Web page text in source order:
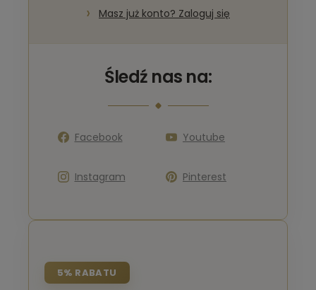
Masz już konto? Zaloguj się
Śledź nas na:
Facebook Youtube
Instagram Pinterest
5% RABATU